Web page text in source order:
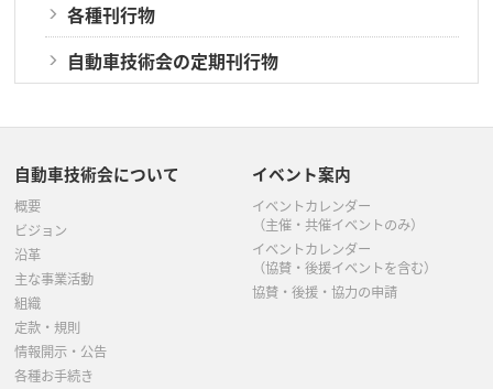
各種刊行物
自動車技術会の定期刊行物
自動車技術会について
概要
ビジョン
沿革
主な事業活動
組織
定款・規則
情報開示・公告
各種お手続き
イベント案内
イベントカレンダー
（主催・共催イベントのみ）
イベントカレンダー
（協賛・後援イベントを含む）
協賛・後援・協力の申請